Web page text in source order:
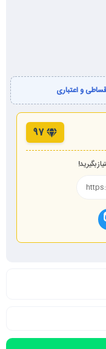
و اعتباری
97
بگیرید!